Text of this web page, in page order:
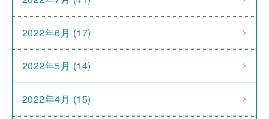
2022年6月 (17)
2022年5月 (14)
2022年4月 (15)